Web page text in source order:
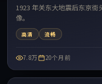
1923 年关东大地震后东京
像。
高清 流畅
7.8万 20个月前